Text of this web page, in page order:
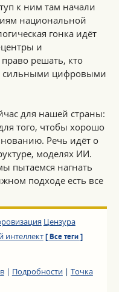
к ним там начали
национальной
гонка идёт
и
решать, кто
сильными цифровыми
для нашей страны:
того, чтобы хорошо
Речь идёт о
моделях ИИ.
пытаемся нагнать
подходе есть все
Цензура
интеллект [ Все теги ]
| Подробности| Точка